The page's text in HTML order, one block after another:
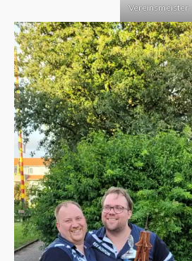
Vereinsmeister